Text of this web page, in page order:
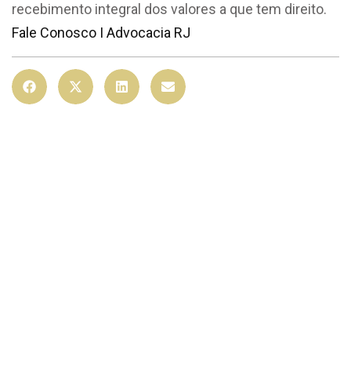
recebimento integral dos valores a que tem direito.
Fale Conosco I Advocacia RJ